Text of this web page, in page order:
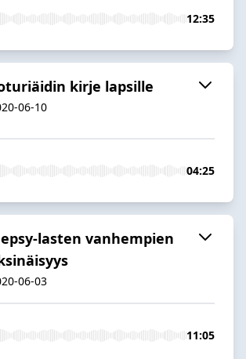
12:35
kirje lapsille
06-10
04:25
lasten vanhempien
06-03
11:05